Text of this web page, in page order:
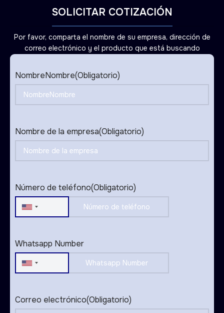
SOLICITAR COTIZACIÓN
Por favor, comparta el nombre de su empresa, dirección de
correo electrónico y el producto que está buscando
NombreNombre(Obligatorio)
Nombre de la empresa(Obligatorio)
Número de teléfono(Obligatorio)
United
Whatsapp Number
United
Correo electrónico(Obligatorio)